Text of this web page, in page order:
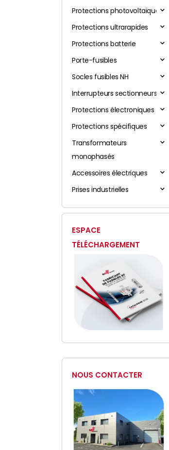
Protections photovoltaïques
Protections ultrarapides
Protections batterie
Porte-fusibles
Socles fusibles NH
Interrupteurs sectionneurs
Protections électroniques
Protections spécifiques
Transformateurs
monophasés
Accessoires électriques
Prises industrielles
ESPACE
TÉLÉCHARGEMENT
NOUS CONTACTER